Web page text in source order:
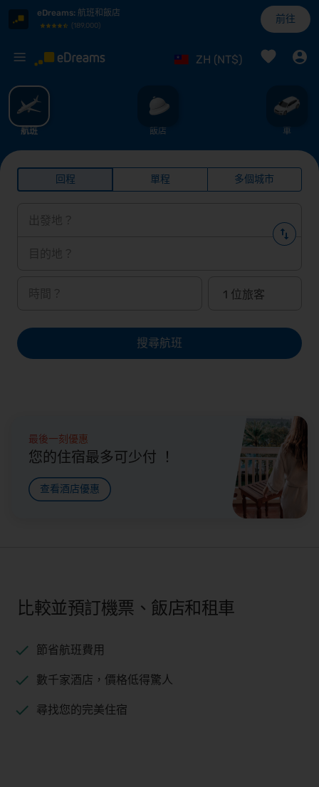
eDreams: 航班和飯店
(189,000)
前往
ZH (NT$)
%
航班 飯店 車
最後一刻優惠
您的住宿最多可少付 ！
查看酒店優惠
比較並預訂機票、飯店和租車
節省航班費用
數千家酒店，價格低得驚人
尋找您的完美住宿
回程 單程 多個城市
搜尋航班